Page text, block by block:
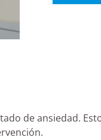
de ansiedad.